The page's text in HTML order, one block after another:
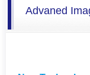
Advaned